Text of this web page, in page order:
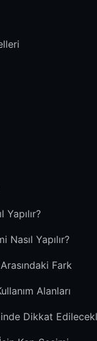
Yapılır?
Nasıl Yapılır?
Fark
Alanları
Dikkat